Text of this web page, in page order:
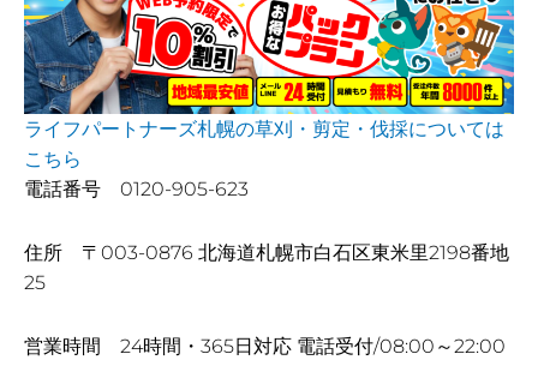
ライフパートナーズ札幌の草刈・剪定・伐採については
こちら
電話番号 0120-905-623
住所 〒003-0876 北海道札幌市白石区東米里2198番地
25
営業時間 24時間・365日対応 電話受付/08:00～22:00